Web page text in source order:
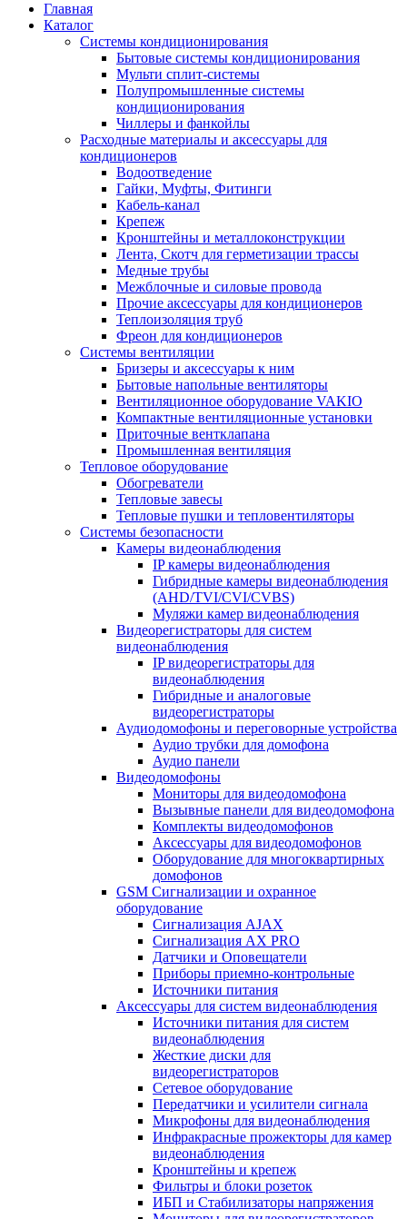
Главная
Каталог
Системы кондиционирования
Бытовые системы кондиционирования
Мульти сплит-системы
Полупромышленные системы
кондиционирования
Чиллеры и фанкойлы
Расходные материалы и аксессуары для
кондиционеров
Водоотведение
Гайки, Муфты, Фитинги
Кабель-канал
Крепеж
Кронштейны и металлоконструкции
Лента, Скотч для герметизации трассы
Медные трубы
Межблочные и силовые провода
Прочие аксессуары для кондиционеров
Теплоизоляция труб
Фреон для кондиционеров
Системы вентиляции
Бризеры и аксессуары к ним
Бытовые напольные вентиляторы
Вентиляционное оборудование VAKIO
Компактные вентиляционные установки
Приточные вентклапана
Промышленная вентиляция
Тепловое оборудование
Обогреватели
Тепловые завесы
Тепловые пушки и тепловентиляторы
Системы безопасности
Камеры видеонаблюдения
IP камеры видеонаблюдения
Гибридные камеры видеонаблюдения
(AHD/TVI/CVI/CVBS)
Муляжи камер видеонаблюдения
Видеорегистраторы для систем
видеонаблюдения
IP видеорегистраторы для
видеонаблюдения
Гибридные и аналоговые
видеорегистраторы
Аудиодомофоны и переговорные устройства
Аудио трубки для домофона
Аудио панели
Видеодомофоны
Мониторы для видеодомофона
Вызывные панели для видеодомофона
Комплекты видеодомофонов
Аксессуары для видеодомофонов
Оборудование для многоквартирных
домофонов
GSM Сигнализации и охранное
оборудование
Сигнализация AJAX
Сигнализация AX PRO
Датчики и Оповещатели
Приборы приемно-контрольные
Источники питания
Аксессуары для систем видеонаблюдения
Источники питания для систем
видеонаблюдения
Жесткие диски для
видеорегистраторов
Сетевое оборудование
Передатчики и усилители сигнала
Микрофоны для видеонаблюдения
Инфракрасные прожекторы для камер
видеонаблюдения
Кронштейны и крепеж
Фильтры и блоки розеток
ИБП и Стабилизаторы напряжения